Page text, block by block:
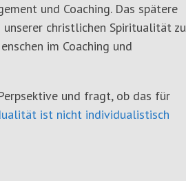
und Coaching. Das spätere
christlichen Spiritualität zu
im Coaching und
und fragt, ob das für
ist nicht individualistisch